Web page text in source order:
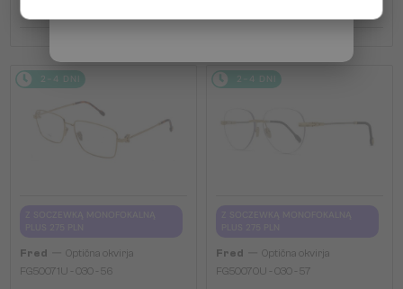
2 078 PLN
2-4 DNI
Fred
Optična okvirja
FG50071U - 030 - 56
2-4 DNI
Fred
Optična okvirja
FG50070U - 030 - 57